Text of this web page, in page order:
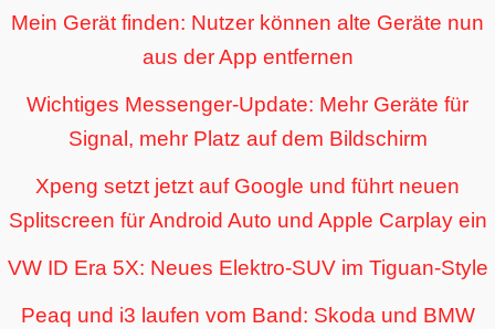
Mein Gerät finden: Nutzer können alte Geräte nun
aus der App entfernen
Wichtiges Messenger-Update: Mehr Geräte für
Signal, mehr Platz auf dem Bildschirm
Xpeng setzt jetzt auf Google und führt neuen
Splitscreen für Android Auto und Apple Carplay ein
VW ID Era 5X: Neues Elektro-SUV im Tiguan-Style
Peaq und i3 laufen vom Band: Skoda und BMW